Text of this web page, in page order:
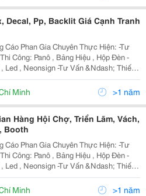
Decal, Pp, Backlit Giá Cạnh Tranh
Phan Gia Chuyên Thực Hiện: -Tư
Công: Panô , Bảng Hiệu , Hộp Đèn -
-Tư Vấn &Ndash; Thiết
Công Gian Hàng Hội Chợ , Triển Lãm -
Thiết Kế &Ndash; Thi
Minh >1 năm
Hàng Hội Chợ, Triển Lãm, Vách,
Booth
Phan Gia Chuyên Thực Hiện: -Tư
Công: Panô , Bảng Hiệu , Hộp Đèn -
-Tư Vấn &Ndash; Thiết
Công Gian Hàng Hội Chợ , Triển Lãm -
Thiết Kế &Ndash; Thi
Minh >1 năm